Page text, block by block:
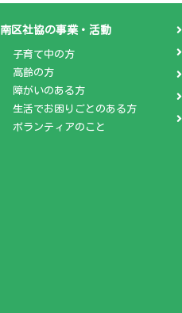
南区社協の事業・活動
子育て中の方
高齢の方
障がいのある方
生活でお困りごとのある方
ボランティアのこと